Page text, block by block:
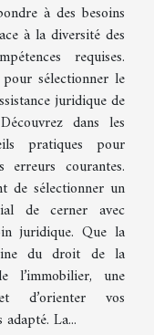
à des besoins
à la diversité des
requises.
sélectionner le
juridique de
dans les
pratiques pour
courantes.
de sélectionner un
de cerner avec
juridique. Que la
du droit de la
une
d’orienter vos
La...